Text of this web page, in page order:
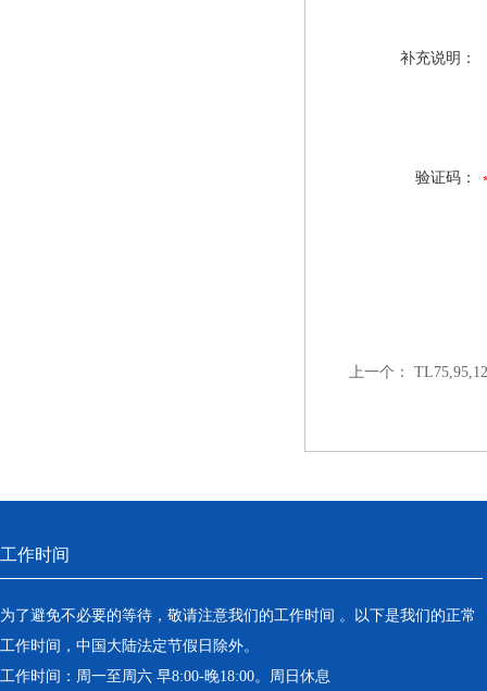
补充说明：
验证码：
上一个：
工作时间
为了避免不必要的等待，敬请注意我们的工作时间 。以下是我们的正常
工作时间，中国大陆法定节假日除外。
工作时间：周一至周六 早8:00-晚18:00。周日休息